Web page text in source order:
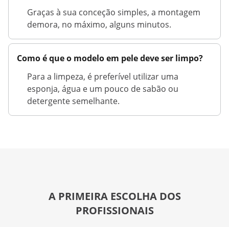
Graças à sua conceção simples, a montagem
demora, no máximo, alguns minutos.
Como é que o modelo em pele deve ser limpo?
Para a limpeza, é preferível utilizar uma
esponja, água e um pouco de sabão ou
detergente semelhante.
A PRIMEIRA ESCOLHA DOS
PROFISSIONAIS